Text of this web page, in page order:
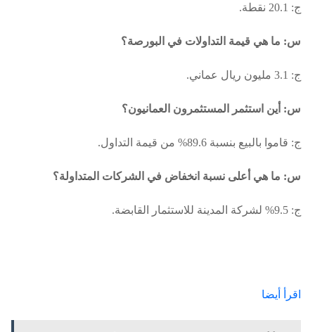
ج: 20.1 نقطة.
س: ما هي قيمة التداولات في البورصة؟
ج: 3.1 مليون ريال عماني.
س: أين استثمر المستثمرون العمانيون؟
ج: قاموا بالبيع بنسبة 89.6% من قيمة التداول.
س: ما هي أعلى نسبة انخفاض في الشركات المتداولة؟
ج: 9.5% لشركة المدينة للاستثمار القابضة.
اقرأ أيضا